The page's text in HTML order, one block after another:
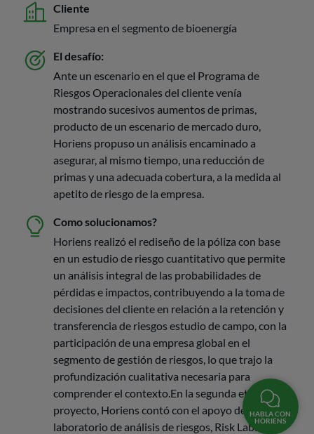
Cliente
Empresa en el segmento de bioenergía
El desafío:
Ante un escenario en el que el Programa de
Riesgos Operacionales del cliente venía
mostrando sucesivos aumentos de primas,
producto de un escenario de mercado duro,
Horiens propuso un análisis encaminado a
asegurar, al mismo tiempo, una reducción de
primas y una adecuada cobertura, a la medida al
apetito de riesgo de la empresa.
Como solucionamos?
Horiens realizó el rediseño de la póliza con base
en un estudio de riesgo cuantitativo que permite
un análisis integral de las probabilidades de
pérdidas e impactos, contribuyendo a la toma de
decisiones del cliente en relación a la retención y
transferencia de riesgos estudio de campo, con la
participación de una empresa global en el
segmento de gestión de riesgos, lo que trajo la
profundización cualitativa necesaria para
comprender el contexto.En la segunda etapa del
proyecto, Horiens contó con el apoyo de su
laboratorio de análisis de riesgos, Risk Labs, que
HABLA CON
HORIENS